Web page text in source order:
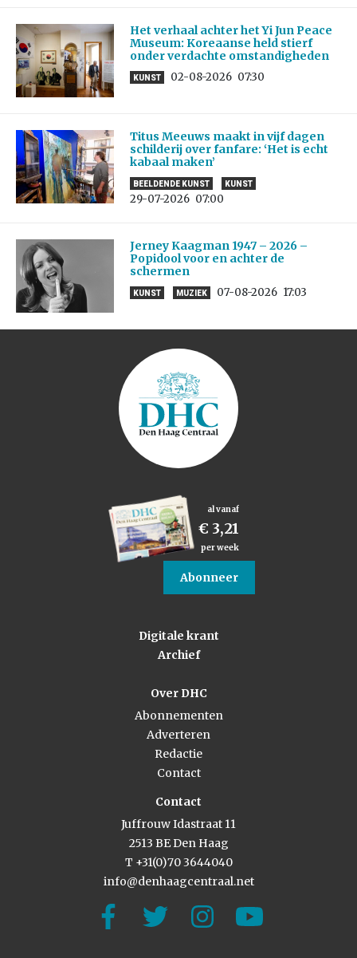
Het verhaal achter het Yi Jun Peace
Museum: Koreaanse held stierf
onder verdachte omstandigheden
KUNST 02-08-2026 07:30
Titus Meeuws maakt in vijf dagen
schilderij over fanfare: ‘Het is echt
kabaal maken’
BEELDENDE KUNST KUNST
29-07-2026 07:00
Jerney Kaagman 1947 – 2026 –
Popidool voor en achter de
schermen
KUNST MUZIEK 07-08-2026 17:03
al vanaf
€ 3,21
per week
Abonneer
Digitale krant
Archief
Over DHC
Abonnementen
Adverteren
Redactie
Contact
Contact
Juffrouw Idastraat 11
2513 BE Den Haag
T +31(0)70 3644040
info@denhaagcentraal.net